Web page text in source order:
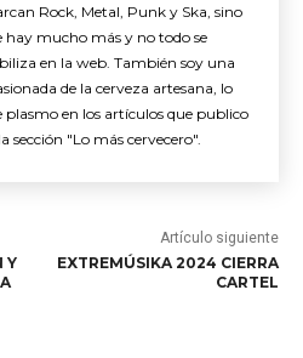
Rock, Metal, Punk y Ska, sino
hay mucho más y no todo se
en la web. También soy una
de la cerveza artesana, lo
plasmo en los artículos que publico
sección "Lo más cervecero".
Y
Artículo siguiente
EXTREMÚSIKA 2024 CIERRA
CARTEL